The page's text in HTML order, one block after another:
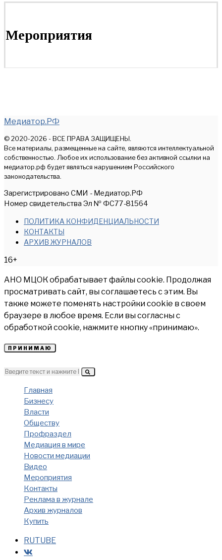
Мероприятия
Медиатор.РФ
© 2020-2026 - ВСЕ ПРАВА ЗАЩИЩЕНЫ.
Все материалы, размещенные на сайте, являются интеллектуальной
собственностью. Любое их использование без активной ссылки на
медиатор.рф будет являться нарушением Российского
законодательства.
Зарегистрировано СМИ - Медиатор.РФ
Номер свидетельства Эл № ФС77-81564
ПОЛИТИКА КОНФИДЕНЦИАЛЬНОСТИ
КОНТАКТЫ
АРХИВ ЖУРНАЛОВ
16+
АНО МЦОК обрабатывает файлы cookie. Продолжая
просматривать сайт, вы соглашаетесь с этим. Вы
также можете поменять настройки cookie в своем
браузере в любое время. Если вы согласны с
обработкой cookie, нажмите кнопку «принимаю».
ПРИНИМАЮ
Главная
Бизнесу
Власти
Обществу
Профраздел
Медиация в мире
Новости медиации
Видео
Мероприятия
Контакты
Реклама в журнале
Архив журналов
Купить
RUTUBE